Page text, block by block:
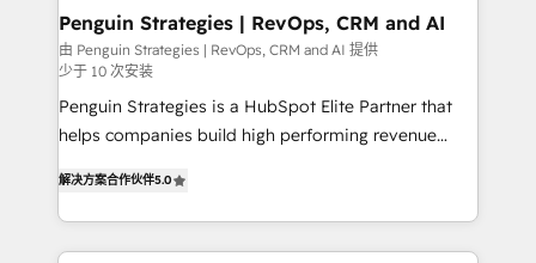
Augmentée. Ce n'est pas une entreprise qui utilise
l'IA. C'est une organisation qui a réussi la symbiose
entre l'expertise humaine et l'intelligence artificielle.
Pas pour remplacer l'humain, mais pour l'augmenter.
Chez Ideagency, nous accompagnons cette
données unifiées, des processus alignés. Ensuite
l'augmentation : l'IA là où elle crée de la valeur. Et
surtout : l'humain qui reste au centre. Parce que la
Penguin Strategies | RevOps, CRM and AI
由 Penguin Strategies | RevOps, CRM and AI 提供
少于 10 次安装
Penguin Strategies is a HubSpot Elite Partner that
helps companies build high performing revenue
system environments and global SaaS or
manufacturing teams. Trusted by leading enterprises
and fast growing scale ups including Sony, Rapyd,
解决方案合作伙伴5.0